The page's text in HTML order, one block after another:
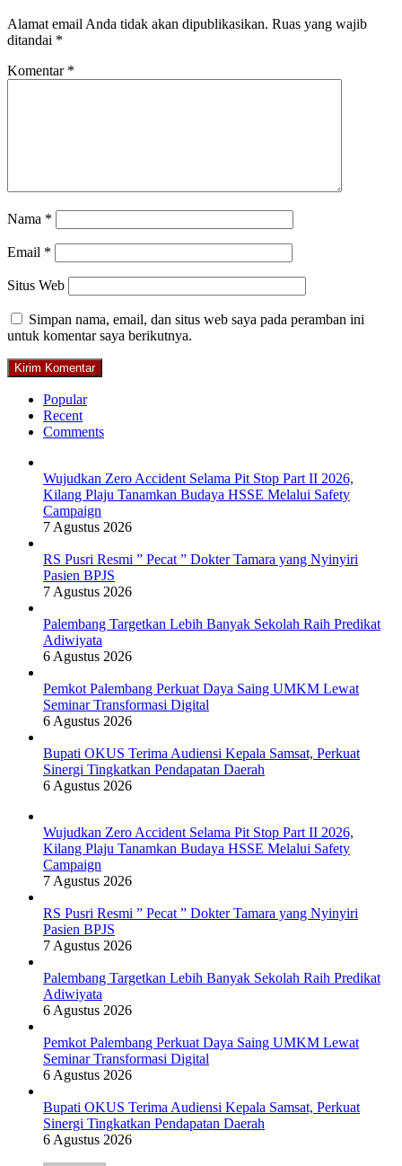
Alamat email Anda tidak akan dipublikasikan. Ruas yang wajib
ditandai *
Komentar *
Nama *
Email *
Situs Web
Simpan nama, email, dan situs web saya pada peramban ini
untuk komentar saya berikutnya.
Popular
Recent
Comments
Wujudkan Zero Accident Selama Pit Stop Part II 2026,
Kilang Plaju Tanamkan Budaya HSSE Melalui Safety
Campaign
7 Agustus 2026
RS Pusri Resmi ” Pecat ” Dokter Tamara yang Nyinyiri
Pasien BPJS
7 Agustus 2026
Palembang Targetkan Lebih Banyak Sekolah Raih Predikat
Adiwiyata
6 Agustus 2026
Pemkot Palembang Perkuat Daya Saing UMKM Lewat
Seminar Transformasi Digital
6 Agustus 2026
Bupati OKUS Terima Audiensi Kepala Samsat, Perkuat
Sinergi Tingkatkan Pendapatan Daerah
6 Agustus 2026
Wujudkan Zero Accident Selama Pit Stop Part II 2026,
Kilang Plaju Tanamkan Budaya HSSE Melalui Safety
Campaign
7 Agustus 2026
RS Pusri Resmi ” Pecat ” Dokter Tamara yang Nyinyiri
Pasien BPJS
7 Agustus 2026
Palembang Targetkan Lebih Banyak Sekolah Raih Predikat
Adiwiyata
6 Agustus 2026
Pemkot Palembang Perkuat Daya Saing UMKM Lewat
Seminar Transformasi Digital
6 Agustus 2026
Bupati OKUS Terima Audiensi Kepala Samsat, Perkuat
Sinergi Tingkatkan Pendapatan Daerah
6 Agustus 2026